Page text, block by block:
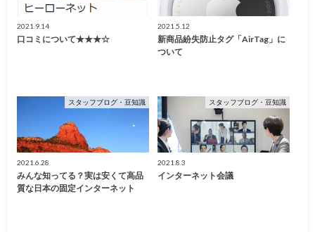
2021.9.14
口コミについて★★★☆
2021.5.12
新商品紛失防止タグ「AirTag」に
ついて
スタッフブログ・豆知識
2021.6.28
みんな知ってる？実は安くて高品
質な日本の固定インターネット
スタッフブログ・豆知識
2021.8.3
インターネット会議